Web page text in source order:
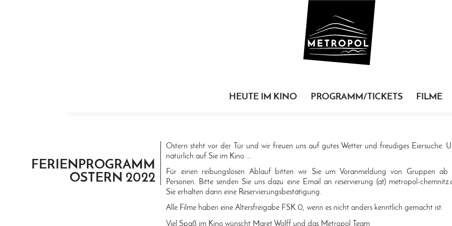
HEUTE IM KINO PROGRAMM/TICKETS FILME
FERIENPROGRAMM
OSTERN 2022
Ostern steht vor der Tür und wir freuen uns auf gutes Wetter und freudiges Eiersuche.
natürlich auf Sie im Kino ...
Für einen reibungslosen Ablauf bitten wir Sie um Voranmeldung von Gruppen ab
Personen. Bitte senden Sie uns dazu eine Email an reservierung (at) metropol-
Sie erhalten dann eine Reservierungsbestätigung.
Alle Filme haben eine Altersfreigabe FSK 0, wenn es nicht anders kenntlich gemacht ist.
Viel Spaß im Kino wünscht Maret Wolff und das Metropol Team